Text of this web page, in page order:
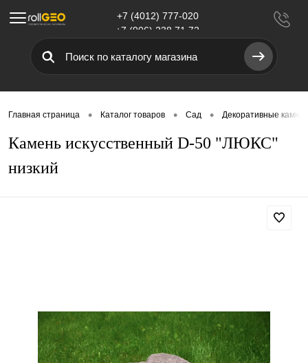
Меню
+7 (4012) 777-020
+7 (906) 238 71 72
Главная страница • Каталог товаров • Сад • Декоративные камни
Камень искусственный D-50 "ЛЮКС"
низкий